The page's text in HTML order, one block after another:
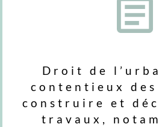
Droit de
contentieux des
construire et
travaux,